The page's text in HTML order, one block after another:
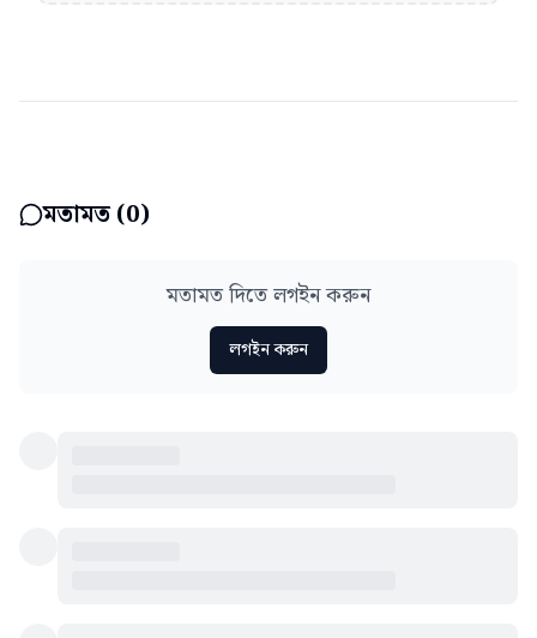
মতামত (0)
মতামত দিতে লগইন করুন
লগইন করুন